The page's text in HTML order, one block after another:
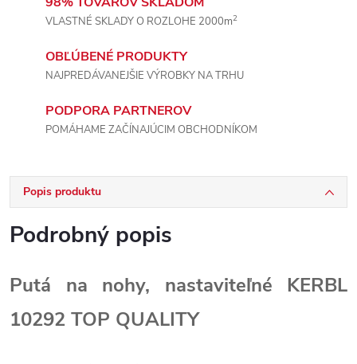
VLASTNÉ SKLADY O ROZLOHE 2000m2
OBĽÚBENÉ PRODUKTY
NAJPREDÁVANEJŠIE VÝROBKY NA TRHU
PODPORA PARTNEROV
POMÁHAME ZAČÍNAJÚCIM OBCHODNÍKOM
Popis produktu
Podrobný popis
Putá na nohy, nastaviteľné KERBL
10292 TOP QUALITY